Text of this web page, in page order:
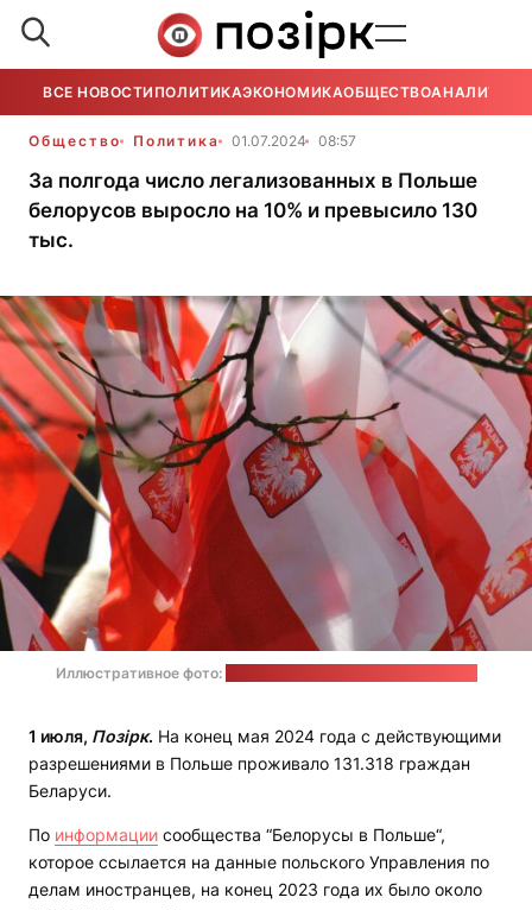
ВСЕ НОВОСТИ ПОЛИТИКАЭКОНОМИКАОБЩЕСТВОАНАЛИТИКА
Общество Политика 01.07.2024 08:57
За полгода число легализованных в Польше
белорусов выросло на 10% и превысило 130
тыс.
Иллюстративное фото:
1 июля, Позірк. На конец мая 2024 года с действующими
разрешениями в Польше проживало 131.318 граждан
Беларуси.
По информации сообщества “Белорусы в Польше“,
которое ссылается на данные польского Управления по
делам иностранцев, на конец 2023 года их было около